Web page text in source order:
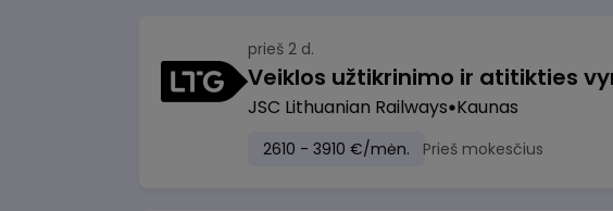
prieš 2 d.
JSC Lithuanian Railways Kaunas
2610 - 3910 €/mėn. Prieš mokesčius